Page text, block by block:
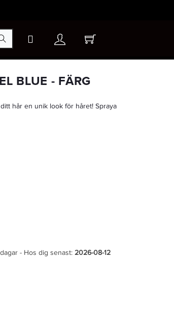
BLUE - FÄRG
hår en unik look för håret! Spraya
- Hos dig senast: 2026-08-12